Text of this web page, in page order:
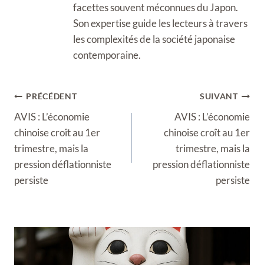
facettes souvent méconnues du Japon.
Son expertise guide les lecteurs à travers
les complexités de la société japonaise
contemporaine.
Navigation
de
l’article
PRÉCÉDENT
AVIS : L’économie
chinoise croît au 1er
trimestre, mais la
pression déflationniste
persiste
SUIVANT
AVIS : L’économie
chinoise croît au 1er
trimestre, mais la
pression déflationniste
persiste